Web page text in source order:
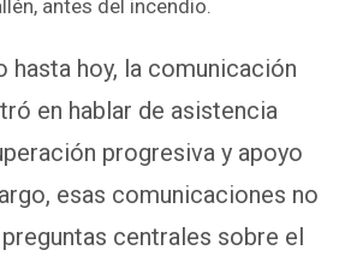
antes del incendio.
hasta hoy, la comunicación
en hablar de asistencia
progresiva y apoyo
esas comunicaciones no
centrales sobre el